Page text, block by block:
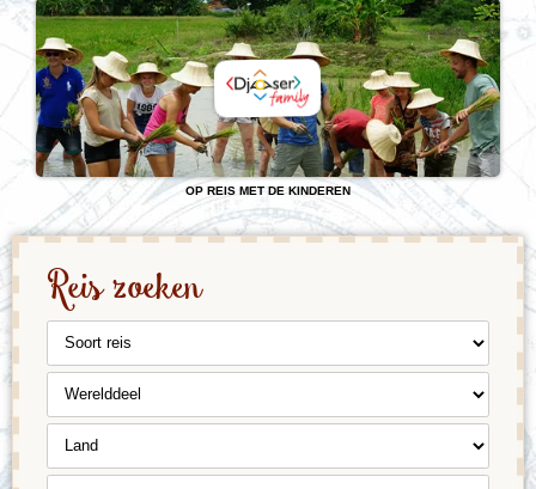
OP REIS MET DE KINDEREN
Reis zoeken